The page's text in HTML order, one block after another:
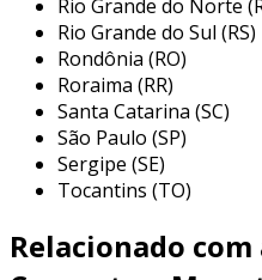
comuns oferecidos por
especializadas:
limpeza interna:
sujeira que
e componentes
superaquecimento e
performance.
atualização de
sistemas
Rio Grande do Norte
Rio Grande do Sul (RS)
Rondônia (RO)
Roraima (RR)
Santa Catarina (SC)
São Paulo (SP)
Sergipe (SE)
Tocantins (TO)
Relacionado